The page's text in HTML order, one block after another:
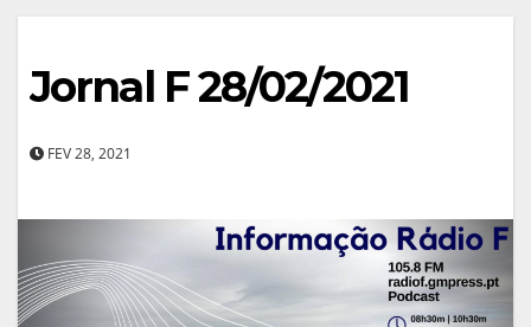
Jornal F 28/02/2021
FEV 28, 2021